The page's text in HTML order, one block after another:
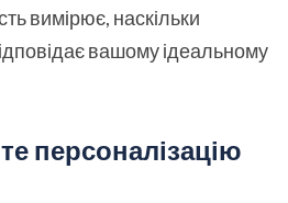
вимірює, наскільки
вашому ідеальному
персоналізацію